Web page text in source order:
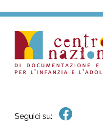
Seguici su: